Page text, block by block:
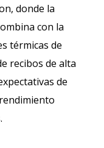
donde la
con la
térmicas de
recibos de alta
de